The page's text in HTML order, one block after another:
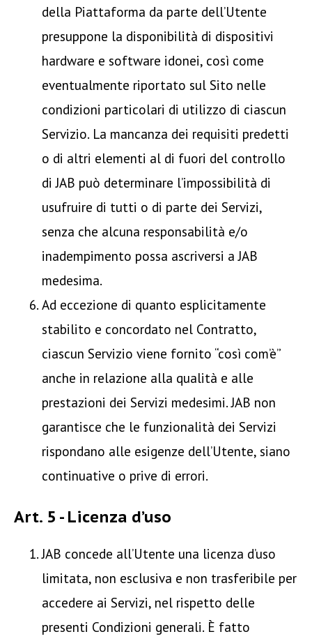
della Piattaforma da parte dell’Utente
presuppone la disponibilità di dispositivi
hardware e software idonei, così come
eventualmente riportato sul Sito nelle
condizioni particolari di utilizzo di ciascun
Servizio. La mancanza dei requisiti predetti
o di altri elementi al di fuori del controllo
di JAB può determinare l’impossibilità di
usufruire di tutti o di parte dei Servizi,
senza che alcuna responsabilità e/o
inadempimento possa ascriversi a JAB
medesima.
Ad eccezione di quanto esplicitamente
stabilito e concordato nel Contratto,
ciascun Servizio viene fornito “così com’è”
anche in relazione alla qualità e alle
prestazioni dei Servizi medesimi. JAB non
garantisce che le funzionalità dei Servizi
rispondano alle esigenze dell’Utente, siano
continuative o prive di errori.
Art. 5 - Licenza d’uso
JAB concede all’Utente una licenza d’uso
limitata, non esclusiva e non trasferibile per
accedere ai Servizi, nel rispetto delle
presenti Condizioni generali. È fatto